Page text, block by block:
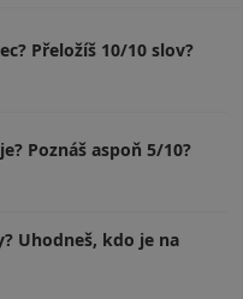
Přeložíš 10/10 slov?
Poznáš aspoň 5/10?
Uhodneš, kdo je na